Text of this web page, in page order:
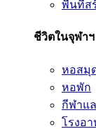
พื้นที่ส
ชีวิตในจุฬาฯ
หอสมุ
หอพัก
กีฬาแ
โรงอ